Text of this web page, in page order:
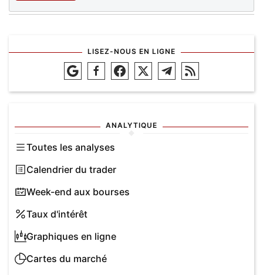
LISEZ-NOUS EN LIGNE
ANALYTIQUE
Toutes les analyses
Calendrier du trader
Week-end aux bourses
Taux d'intérêt
Graphiques en ligne
Cartes du marché